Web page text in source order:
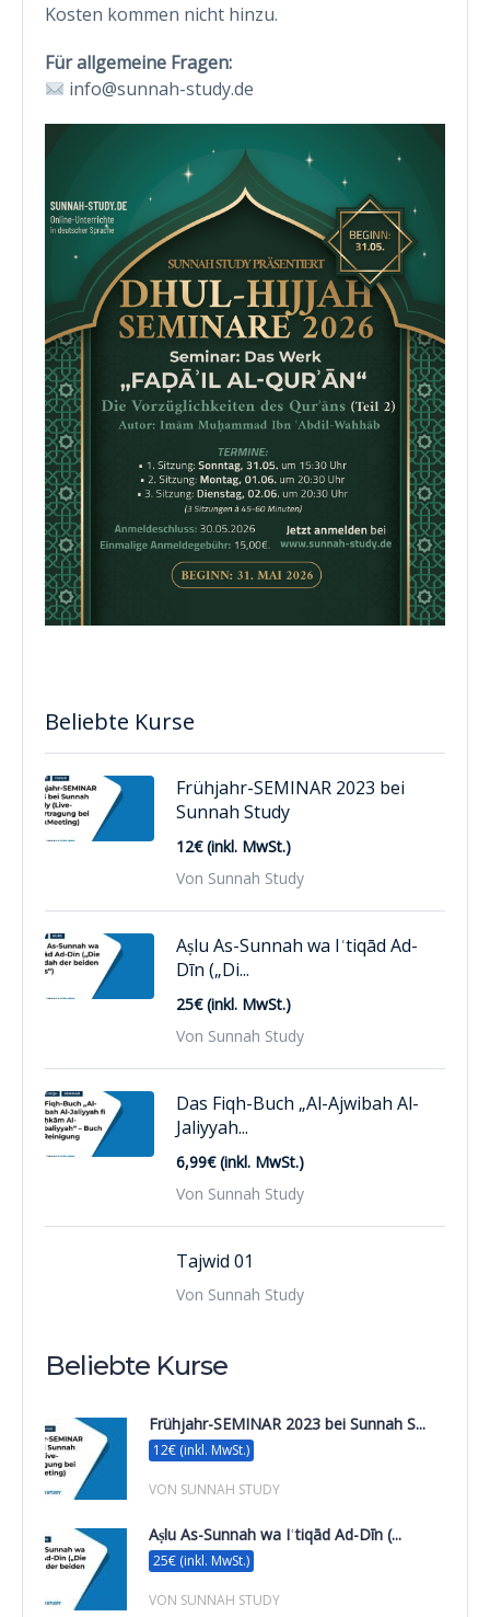
Kosten kommen nicht hinzu.
Für allgemeine Fragen:
info@sunnah-study.de
Beliebte Kurse
Frühjahr-SEMINAR 2023 bei
Sunnah Study
12€ (inkl. MwSt.)
Von Sunnah Study
Aṣlu As-Sunnah wa Iʿtiqād Ad-
Dīn („Di...
25€ (inkl. MwSt.)
Von Sunnah Study
Das Fiqh-Buch „Al-Ajwibah Al-
Jaliyyah...
6,99€ (inkl. MwSt.)
Von Sunnah Study
Tajwid 01
Von Sunnah Study
Beliebte Kurse
Frühjahr-SEMINAR 2023 bei Sunnah S...
12€ (inkl. MwSt.)
VON SUNNAH STUDY
Aṣlu As-Sunnah wa Iʿtiqād Ad-Dīn (...
25€ (inkl. MwSt.)
VON SUNNAH STUDY